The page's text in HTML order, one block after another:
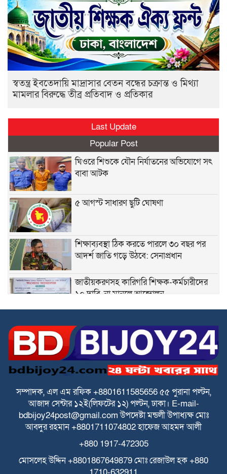
স্বতন্ত্র ইবতেদায়ি মাদ্রাসার বেতন বন্ধের চক্রান্ত ও মিথ্যা
মামলার বিরুদ্ধে তীব্র প্রতিবাদ ও প্রতিকার
Last Update
Popular Post
ঘিওরে শিশুকে যৌন নির্যাতনের অভিযোগে সৎ
বাবা আটক
৫ আগস্ট সাধারণ ছুটি ঘোষণা
শিক্ষাব্যবস্থা ঠিক করতে পারলে ৩০ বছর পর
আদর্শ জাতি গড়ে উঠবে: সেনাপ্রধান
জাতীয়করণসহ কারিগরি শিক্ষক-কর্মচারীদের
১০ দাবি, না মানলে আন্দোলন
স্বতন্ত্র ইবতেদায়ি মাদরাসা শিক্ষকদের এমপিও
বাস্তবায়নের দাবিতে মানববন্ধন
স্বতন্ত্র ইবতেদায়ি মাদ্রাসার বেতন বন্ধের চক্রান্ত
ও মিথ্যা মামলার বিরুদ্ধে তীব্র প্রতিবাদ ও
প্রতিকার
পে স্কেল বাস্তবায়নে বাড়ছে উদ্বেগ ও হতাশা
ঘিওরে বালিয়াখোড়া ইউনিয়নের ৩নং ওয়ার্ডের
ইমাম ও খতিবদের সম্মানীর জন্য মসজিদ
নির্বাচনে দুর্নীতির অভিযোগ
সম্পাদক, এল এম রফিক +8801611585656৫৫ পুরানা পল্টন,
আজাদ সেন্টার ১২ই(লিফটের ১২) পল্টন, ঢাকা। E-mail-
bdbijoy24post@gmail.comউপদেষ্টা মন্ডলীউপাধ্যক্ষ মোঃ
আবদুর রহমান +8801711074802হাফেজ আহমদ আলী
+880 1917-472305
মোসলেহ উদ্দিন +8801867649879মোঃ রেজাউল হক+880